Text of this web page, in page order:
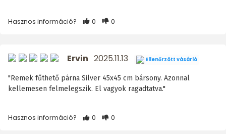
Hasznos információ? 0 0
Ervin 2025.11.13 Ellenőrzött vásárló
"Remek fűthető párna Silver 45x45 cm bársony. Azonnal
kellemesen felmelegszik. El vagyok ragadtatva."
Hasznos információ? 0 0